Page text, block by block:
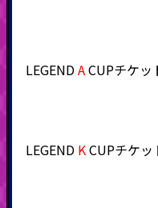
LEGENDACUPチケッ
LEGEND KCUPチケッ